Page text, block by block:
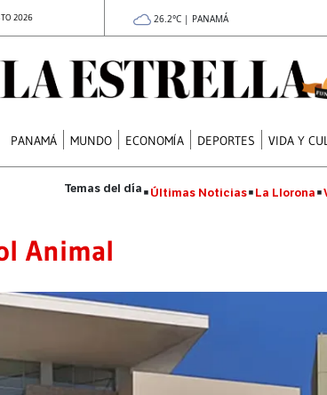
2026 26.2°C | PANAMÁ
PANAMÁ MUNDO ECONOMÍA DEPORTES VIDA Y
Últimas Noticias La Llorona
Animal